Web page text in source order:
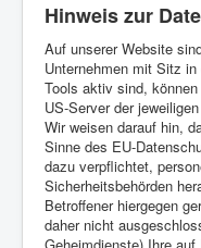
Hinweis zur
Auf unserer Website
Unternehmen mit Sitz
Tools aktiv sind,
US-Server der
Wir weisen darauf hin,
Sinne des EU-
dazu verpflichtet,
Sicherheitsbehörden
Betroffener hiergegen
daher nicht